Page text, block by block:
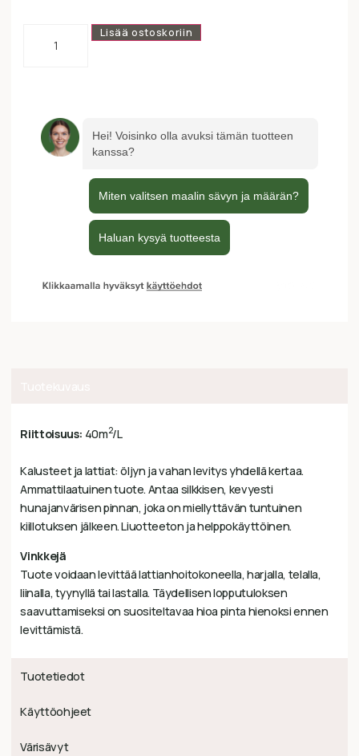
Lisää ostoskoriin
Riittoisuus: 40m2/L
Kalusteet ja lattiat: öljyn ja vahan levitys yhdellä kertaa.
Ammattilaatuinen tuote. Antaa silkkisen, kevyesti
hunajanvärisen pinnan, joka on miellyttävän tuntuinen
kiillotuksen jälkeen. Liuotteeton ja helppokäyttöinen.
Vinkkejä
Tuote voidaan levittää lattianhoitokoneella, harjalla, telalla,
liinalla, tyynyllä tai lastalla. Täydellisen lopputuloksen
saavuttamiseksi on suositeltavaa hioa pinta hienoksi ennen
levittämistä.
Tuotetiedot
Käyttöohjeet
Värisävyt